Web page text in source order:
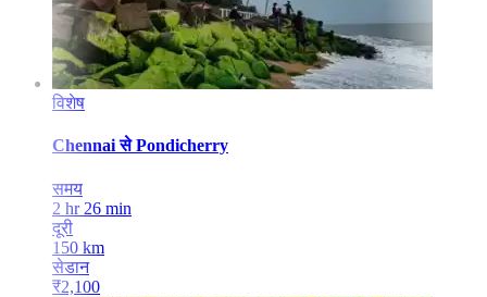
विशेष
Chennai से Pondicherry
समय
2 hr 26 min
दूरी
150 km
सेडान
₹2,100